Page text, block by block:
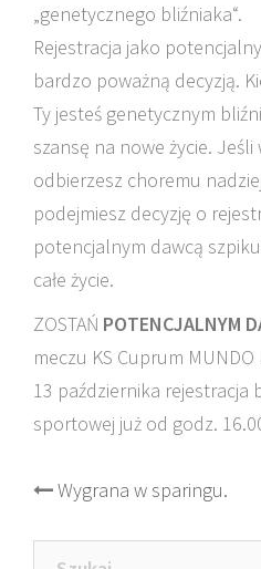
„genetycznego bliźniaka“.
Rejestracja jako
bardzo poważną decyzją.
Ty jesteś genetycznym
szansę na nowe życie.
odbierzesz choremu
podejmiesz decyzję o
potencjalnym dawcą
całe życie.
ZOSTAŃ POTENCJALNYM
meczu KS Cuprum
13 października rejestracja
sportowej już od godz.
Post
navigation
Wygrana w sparingu.
Szukaj: